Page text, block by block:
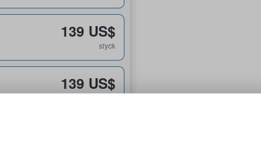
139 US$
styck
139 US$